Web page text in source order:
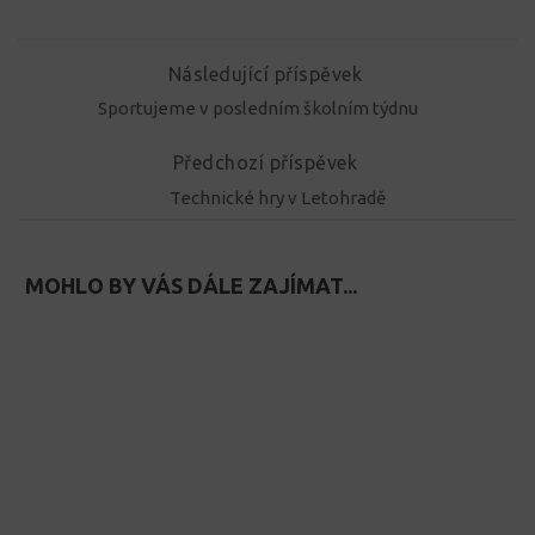
Následující příspěvek
Sportujeme v posledním školním týdnu
Předchozí příspěvek
Technické hry v Letohradě
MOHLO BY VÁS DÁLE ZAJÍMAT...